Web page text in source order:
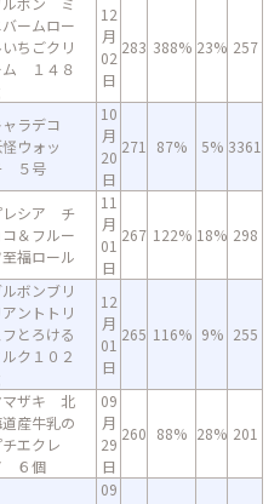
ームロー
ちごクリ
ム １４８
12
月
02
日
283 388% 23% 257
ャラデコ
ウォッ
５号
10
月
20
日
271 87% 5% 3361
レシア チ
コ＆フルー
福ロール
11
月
01
日
267 122% 18% 298
ボンブリ
アントトリ
フとろける
ルク１０２
12
月
01
日
265 116% 9% 255
マザキ 北
産牛乳の
エクレ
６個
09
月
29
日
260 88% 28% 201
09